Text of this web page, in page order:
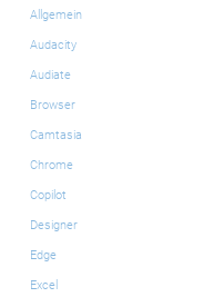
Allgemein
Audacity
Audiate
Browser
Camtasia
Chrome
Copilot
Designer
Edge
Excel